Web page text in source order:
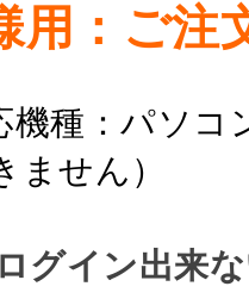
用：ご注
機種：パソ
せん）
グイン出来